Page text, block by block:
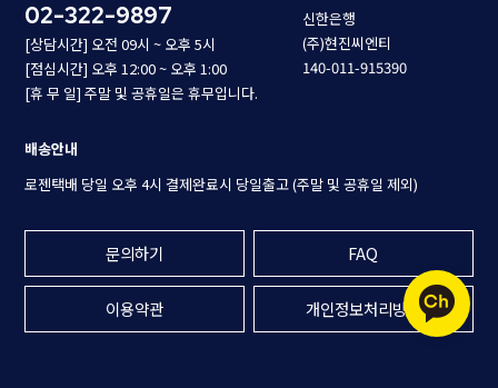
02-322-9897
[상담시간] 오전 09시 ~ 오후 5시
[점심시간] 오후 12:00 ~ 오후 1:00
[휴 무 일] 주말 및 공휴일은 휴무입니다.
신한은행
(주)현진씨엔티
140-011-915390
배송안내
로젠택배 당일 오후 4시 결제완료시 당일출고 (주말 및 공휴일 제외)
문의하기 FAQ
이용약관 개인정보처리방침